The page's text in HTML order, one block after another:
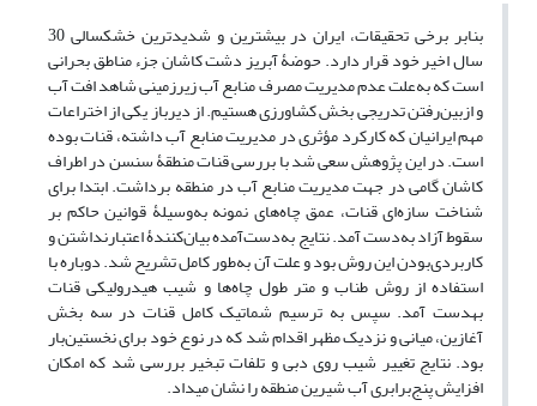
بنابر برخی تحقیقات، ایران در بیشترین و شدیدترین خشکسالی 30
سال اخیر خود قرار دارد. حوضۀ آبریز دشت کاشان جزء مناطق بحرانی
است که به‌علت عدم مدیریت مصرف منابع آب زیرزمینی شاهد افت آب
و از‌بین‌رفتن تدریجی بخش کشاورزی هستیم. از دیرباز یکی از اختراعات
مهم ایرانیان که کارکرد مؤثری در مدیریت منابع آب داشته، قنات بوده
است. در این پژوهش سعی شد با بررسی قنات منطقۀ سن‏سن در اطراف
کاشان گامی در جهت مدیریت منابع آب در منطقه برداشت. ابتدا برای
شناخت سازه‌ای قنات، عمق چاه‌های نمونه به‌وسیلۀ قوانین حاکم بر
سقوط آزاد به‌دست آمد. نتایج به‌دست‌آمده بیان‌کنندۀ اعتبارنداشتن و
کاربردی‌بودن این روش بود و علت آن به‌طور کامل تشریح شد. دوباره با
استفاده از روش طناب و متر طول چاه‌ها و شیب هیدرولیکی قنات
به‏دست آمد. سپس به ترسیم شماتیک کامل قنات در سه بخش
آغازین، میانی و نزدیک مظهر اقدام شد که در نوع خود برای نخستین‌بار
بود. نتایج تغییر شیب روی دبی و تلفات تبخیر بررسی شد که امکان
افزایش پنج‌برابری آب شیرین منطقه را نشان می‏داد.